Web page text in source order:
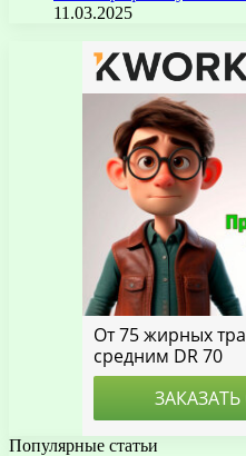
11.03.2025
Популярные статьи